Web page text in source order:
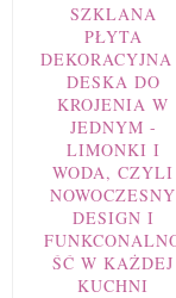
SZKLANA
PŁYTA
DESKA DO
KROJENIA W
JEDNYM -
LIMONKI I
WODA, CZYLI
NOWOCZESNY
DESIGN I
ŚĆ W KAŻDEJ
KUCHNI